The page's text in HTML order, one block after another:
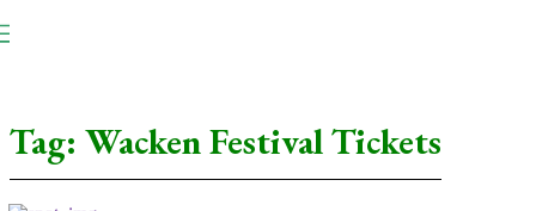
Tag: Wacken Festival Tickets